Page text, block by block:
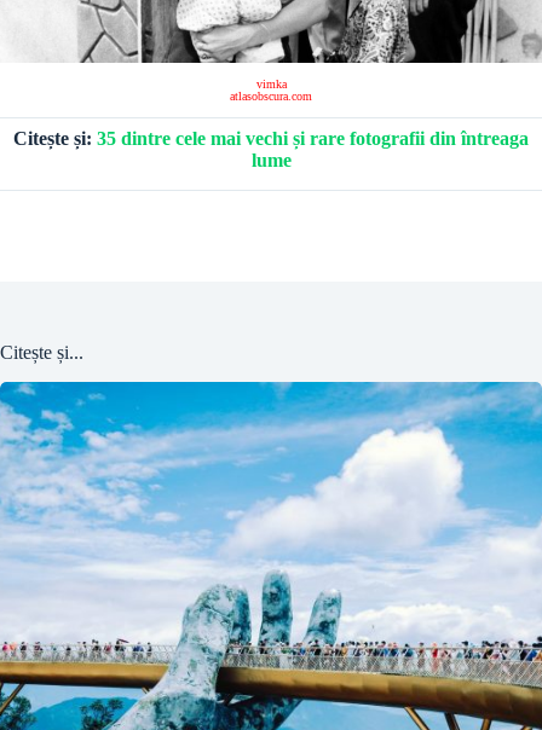
vimka
atlasobscura.com
Citește și: 35 dintre cele mai vechi și rare fotografii din întreaga
lume
Citește și...